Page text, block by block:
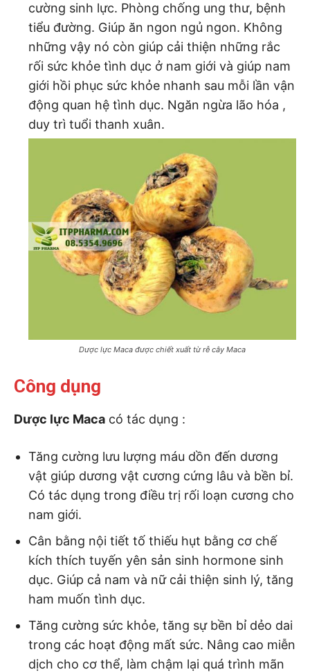
cường sinh lực. Phòng chống ung thư, bệnh
tiểu đường. Giúp ăn ngon ngủ ngon. Không
những vậy nó còn giúp cải thiện những rắc
rối sức khỏe tình dục ở nam giới và giúp nam
giới hồi phục sức khỏe nhanh sau mỗi lần vận
động quan hệ tình dục. Ngăn ngừa lão hóa ,
duy trì tuổi thanh xuân.
Dược lực Maca được chiết xuất từ rễ cây Maca
Công dụng
Dược lực Maca có tác dụng :
Tăng cường lưu lượng máu dồn đến dương
vật giúp dương vật cương cứng lâu và bền bỉ.
Có tác dụng trong điều trị rối loạn cương cho
nam giới.
Cân bằng nội tiết tố thiếu hụt bằng cơ chế
kích thích tuyến yên sản sinh hormone sinh
dục. Giúp cả nam và nữ cải thiện sinh lý, tăng
ham muốn tình dục.
Tăng cường sức khỏe, tăng sự bền bỉ dẻo dai
trong các hoạt động mất sức. Nâng cao miễn
dịch cho cơ thể, làm chậm lại quá trình mãn